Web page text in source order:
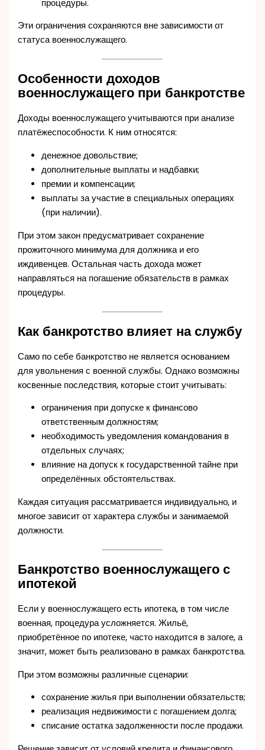
процедуры.
Эти ограничения сохраняются вне зависимости от
статуса военнослужащего.
Особенности доходов
военнослужащего при банкротстве
Доходы военнослужащего учитываются при анализе
платёжеспособности. К ним относятся:
денежное довольствие;
дополнительные выплаты и надбавки;
премии и компенсации;
выплаты за участие в специальных операциях
(при наличии).
При этом закон предусматривает сохранение
прожиточного минимума для должника и его
иждивенцев. Остальная часть дохода может
направляться на погашение обязательств в рамках
процедуры.
Как банкротство влияет на службу
Само по себе банкротство не является основанием
для увольнения с военной службы. Однако возможны
косвенные последствия, которые стоит учитывать:
ограничения при допуске к финансово
ответственным должностям;
необходимость уведомления командования в
отдельных случаях;
влияние на допуск к государственной тайне при
определённых обстоятельствах.
Каждая ситуация рассматривается индивидуально, и
многое зависит от характера службы и занимаемой
должности.
Банкротство военнослужащего с
ипотекой
Если у военнослужащего есть ипотека, в том числе
военная, процедура усложняется. Жильё,
приобретённое по ипотеке, часто находится в залоге, а
значит, может быть реализовано в рамках банкротства.
При этом возможны различные сценарии:
сохранение жилья при выполнении обязательств;
реализация недвижимости с погашением долга;
списание остатка задолженности после продажи.